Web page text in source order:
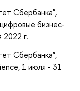
Сбербанка",
бизнес-
г.
Сбербанка",
1 июля - 31